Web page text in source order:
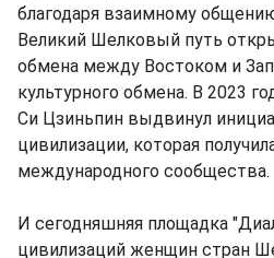
благодаря взаимному
Великий Шелковый путь
обмена между Востоком и
культурного обмена. В 2023
Си Цзиньпин выдвинул
цивилизации, которая
международного сообщества.
И сегодняшняя площадка
цивилизаций женщин стран